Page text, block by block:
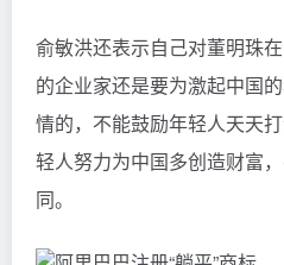
俞敏洪还表示自己对董明珠
的企业家还是要为激起中国
情的，不能鼓励年轻人天天
轻人努力为中国多创造财富
同。